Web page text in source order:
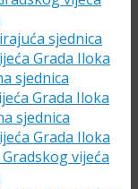
sjednica
Grada Iloka
sjednica
Grada Iloka
sjednica
Grada Iloka
Gradskog vijeća